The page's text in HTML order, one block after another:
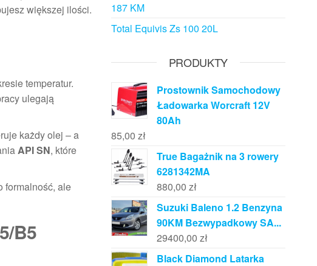
większej ilości.
temperatur.
ulegają
każdy olej – a
API SN, które
formalność, ale
B5
187 KM
Total Equivis Zs 100 20L
PRODUKTY
Prostownik Samochodowy
Ładowarka Worcraft 12V
80Ah
85,00 zł
True Bagażnik na 3 rowery
6281342MA
880,00 zł
Suzuki Baleno 1.2 Benzyna
90KM Bezwypadkowy SA...
29400,00 zł
Black Diamond Latarka